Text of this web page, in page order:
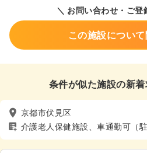
＼ お問い合わせ・ご登
この施設につい
条件が似た施設の新
京都市伏見区
介護老人保健施設、車通勤可（